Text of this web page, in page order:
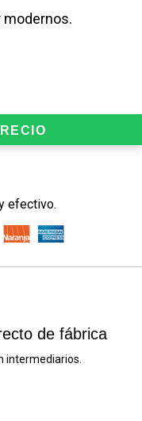
modernos.
efectivo.
de fábrica
intermediarios.